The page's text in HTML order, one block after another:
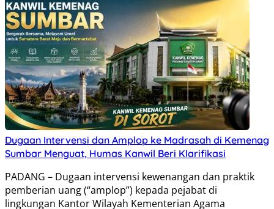
Dugaan Intervensi dan Amplop ke Madrasah di Kemenag
Sumbar Menguat, Humas Kanwil Beri Klarifikasi
PADANG – Dugaan intervensi kewenangan dan praktik
pemberian uang (“amplop”) kepada pejabat di
lingkungan Kantor Wilayah Kementerian Agama